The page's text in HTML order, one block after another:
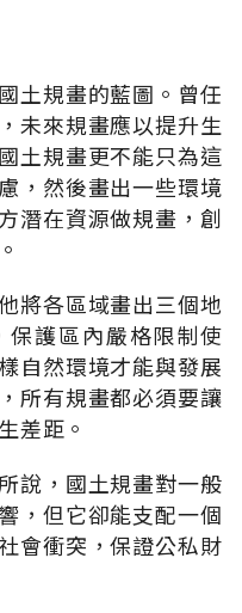
土規畫的藍圖。曾任
未來規畫應以提升生
土規畫更不能只為這
，然後畫出一些環境
潛在資源做規畫，創
將各區域畫出三個地
護區內嚴格限制使
自然環境才能與發展
所有規畫都必須要讓
差距。
說，國土規畫對一般
，但它卻能支配一個
會衝突，保證公私財